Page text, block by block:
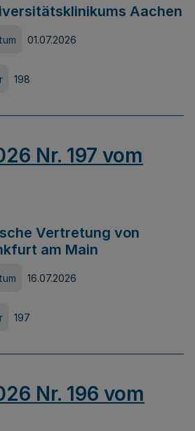
Aachen
01.07.2026
198
Nr. 197 vom
Vertretung von
am Main
16.07.2026
197
Nr. 196 vom